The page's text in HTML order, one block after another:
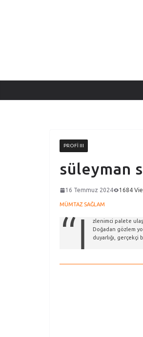
PROFI III
süleyman
16 Temmuz 2024 1684
MÜMTAZ SAĞLAM
“İ
zlenimci palete
Doğadan gözlem
duyarlığı,